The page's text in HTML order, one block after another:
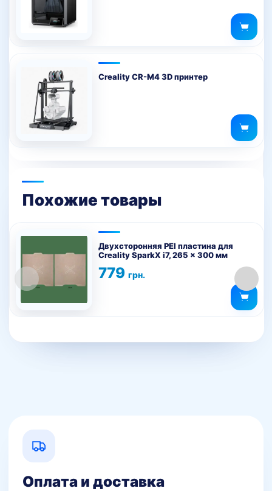
Creality CR-M4 3D принтер
Похожие товары
Двухсторонняя PEI пластина для
Creality SparkX i7, 265 x 300 мм
779 грн.
Оплата и доставка